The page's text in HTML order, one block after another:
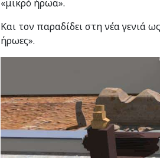
«μικρό ήρωα».
Και τον παραδίδει στη νέα γενιά
ήρωες».